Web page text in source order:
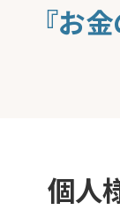
『お
個人